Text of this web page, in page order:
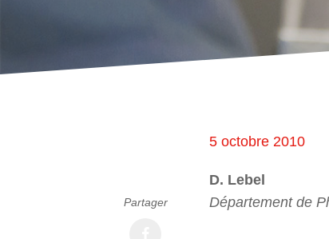
5 octobre 2010
D. Lebel
Département de
Partager